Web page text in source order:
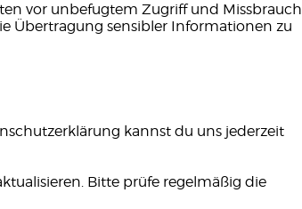
vor unbefugtem Zugriff und Missbrauch
Übertragung sensibler Informationen zu
kannst du uns jederzeit
Bitte prüfe regelmäßig die